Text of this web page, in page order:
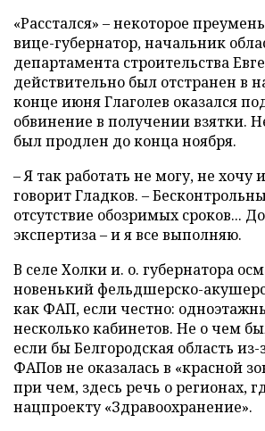
«Расстался» – некоторое
вице-губернатор, начальник
департамента строительства
действительно был отстранен в
конце июня Глаголев оказался
обвинение в получении взятки.
был продлен до конца ноября.
– Я так работать не могу, не хочу
говорит Гладков. –
отсутствие обозримых сроков...
экспертиза – и я все выполняю.
В селе Холки и. о. губернатора
новенький фельдшерско-
как ФАП, если честно:
несколько кабинетов. Не о чем
если бы Белгородская область из-
ФАПов не оказалась в «красной
при чем, здесь речь о регионах,
нацпроекту «Здравоохранение».